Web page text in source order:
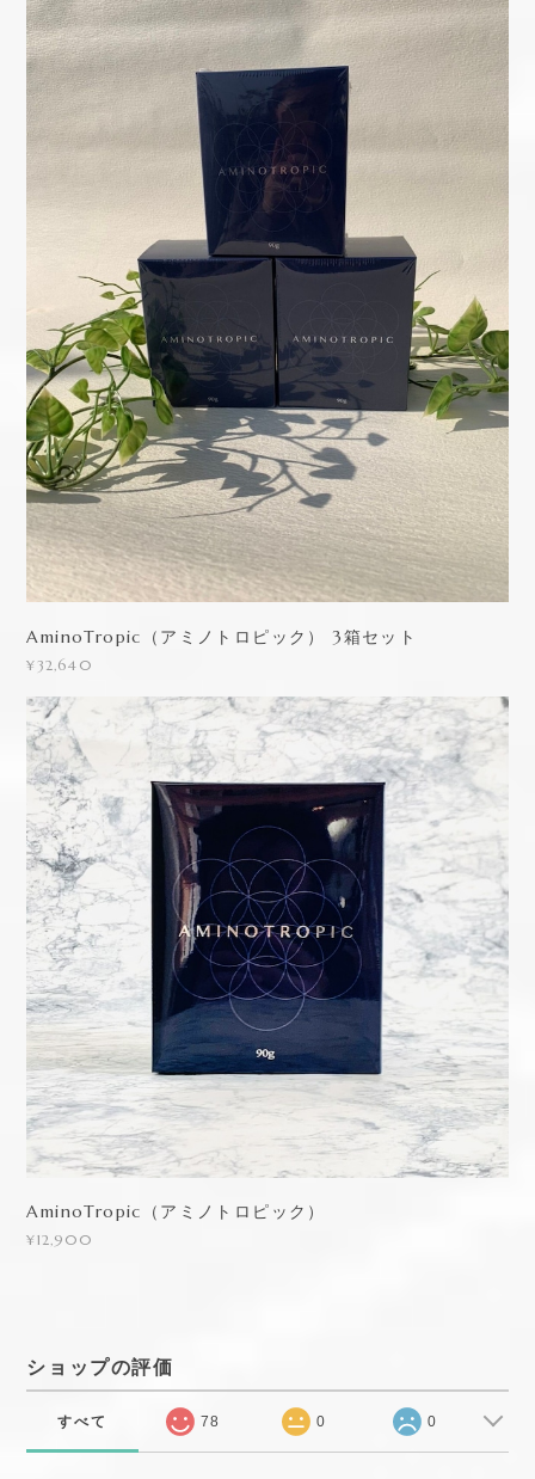
AminoTropic（アミノトロピック） 3箱セット
¥32,640
AminoTropic（アミノトロピック）
¥12,900
ショップの評価
すべて 78 0 0